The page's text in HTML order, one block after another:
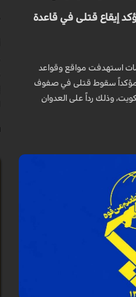
إيقاع قتلى في قاعدة
استهدفت مواقع وقواعد
مؤكداً سقوط قتلى في صفوف
وذلك رداً على العدوان